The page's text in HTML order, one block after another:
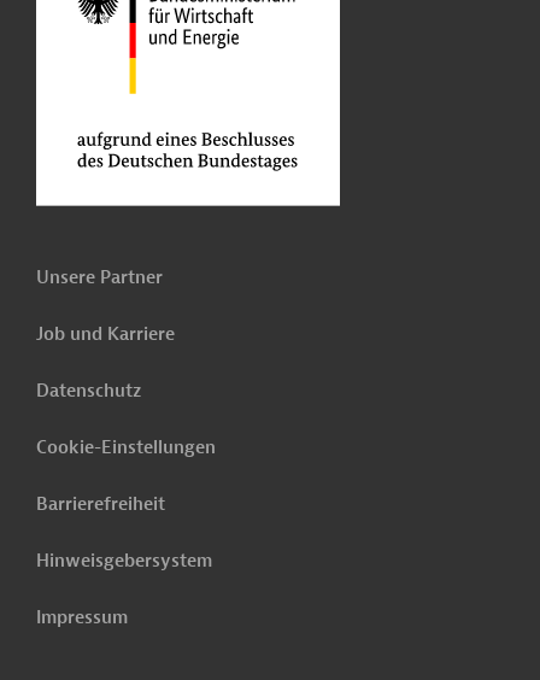
Unsere Partner
Job und Karriere
Datenschutz
Cookie-Einstellungen
Barrierefreiheit
Hinweisgebersystem
Impressum